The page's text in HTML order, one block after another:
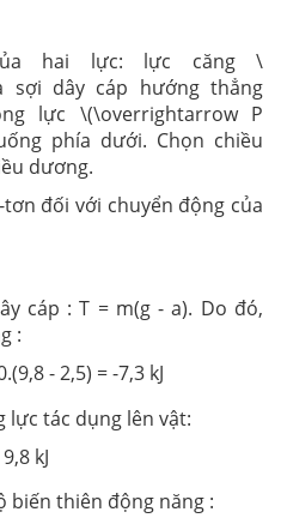
hai lực: lực căng \
sợi dây cáp hướng thẳng
lực \(\overrightarrow P
phía dưới. Chọn chiều
dương.
đối với chuyển động của
cáp : T = m(g - a). Do đó,
:
- 2,5) = -7,3 kJ
lực tác dụng lên vật:
kJ
biến thiên động năng :